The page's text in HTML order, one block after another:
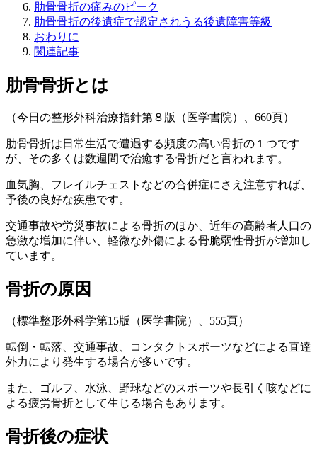
肋骨骨折の痛みのピーク
肋骨骨折の後遺症で認定されうる後遺障害等級
おわりに
関連記事
肋骨骨折とは
（今日の整形外科治療指針第８版（医学書院）、660頁）
肋骨骨折は日常生活で遭遇する頻度の高い骨折の１つです
が、 その多くは数週間で治癒する骨折だと言われます。
血気胸、フレイルチェストなどの合併症にさえ注意すれば、
予後の良好な疾患です。
交通事故や労災事故による骨折のほか、近年の高齢者人口の
急激な増加に伴い、軽微な外傷による骨脆弱性骨折が増加 し
ています。
骨折の原因
（標準整形外科学第15版（医学書院）、555頁）
転倒・転落、交通事故、コンタクトスポーツなどによる直達
外力により発生する場合が多いです。
また、ゴルフ、水泳、野球などのスポーツや長引く咳などに
よる疲労骨折として生じる場合もあります。
骨折後の症状